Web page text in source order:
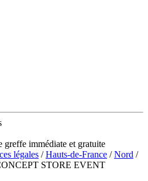
greffe immédiate et gratuite
légales /Hauts-de-France /Nord /
STORE EVENT